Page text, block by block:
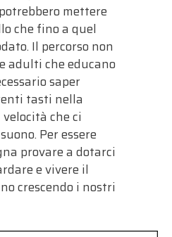
mettere
che fino a quel
Il percorso non
adulti che educano
saper
tasti nella
che ci
Per essere
provare a dotarci
e vivere il
crescendo i nostri